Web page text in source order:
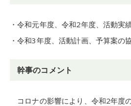
・令和元年度、令和2年度、活動実
・令和3年度、活動計画、予算案の
幹事のコメント
コロナの影響により、令和2年度